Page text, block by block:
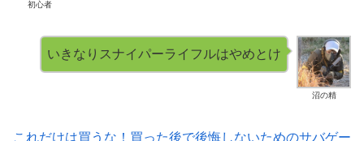
初心者
沼の精
いきなりスナイパーライフルはやめとけ
これだけは買うな！買った後で後悔しないためのサバゲー